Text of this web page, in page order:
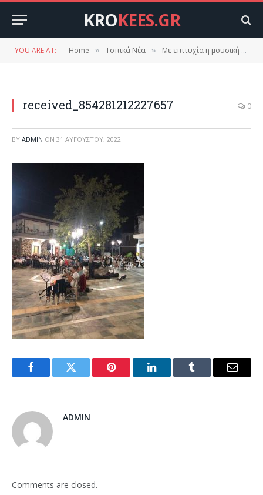
KROKEES.GR
YOU ARE AT: Home » Τοπικά Νέα » Με επιτυχία η μουσική συναυλία του τμήματος μπουζουκιού του Πολιτιστικού συλλόγου Δαφνίου.
received_854281212227657 0
BY ADMIN ON 31 ΑΥΓΟΎΣΤΟΥ, 2022
FacebookTwitter Pinterest LinkedInTumblr Email
ADMIN
Comments are closed.